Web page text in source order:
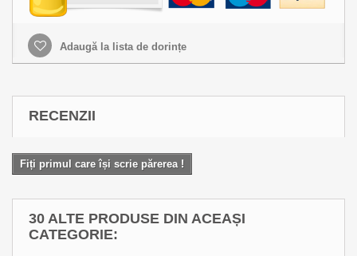
Adaugă la lista de dorințe
RECENZII
Fiți primul care își scrie părerea !
30 ALTE PRODUSE DIN ACEAȘI
CATEGORIE: